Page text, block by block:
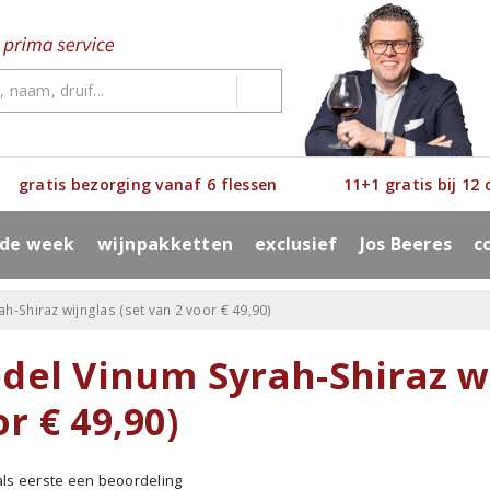
gratis bezorging vanaf 6 flessen 11+1 gratis bij 12
week wijnpakketten exclusief Jos Beeres
Shiraz wijnglas (set van 2 voor € 49,90)
Vinum Syrah-Shiraz
€ 49,90)
eerste een beoordeling